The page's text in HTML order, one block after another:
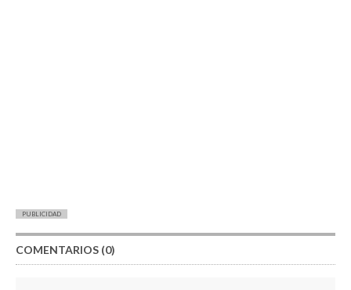
PUBLICIDAD
COMENTARIOS (0)